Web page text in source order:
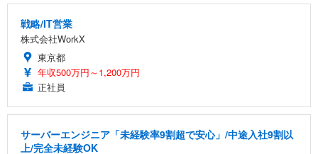
戦略/IT営業
株式会社WorkX
東京都
年収500万円～1,200万円
正社員
サーバーエンジニア「未経験率9割超で安心」/中途入社9割以
上/完全未経験OK